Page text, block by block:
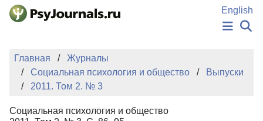
Перейти к основному содержанию
English
НОВОСТИ
ИЗДАНИЯ
БАЗА ЗНАНИЙ
КЛЮЧЕВЫЕ СЛОВА
Главная
Журналы
Социальная психология и общество
Выпуски
2011. Том 2. № 3
Социальная психология и общество